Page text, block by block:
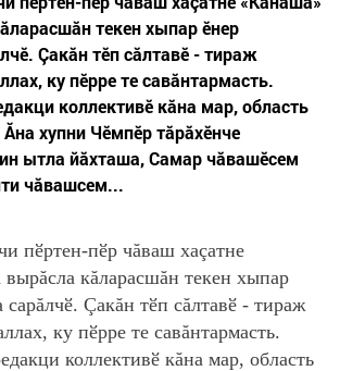
текен хыпар ӗнер
Çакăн тӗп сăлтавӗ - тираж
ку пӗрре те савăнтармасть.
коллективӗ кăна мар, область
хупни Чӗмпӗр тăрăхӗнче
ытла йăхташа, Самар чăвашӗсем
чăвашсем...
пӗртен-пӗр чăваш хаçатне
кăларасшăн текен хыпар
сарăлчӗ. Çакăн тӗп сăлтавӗ - тираж
ку пӗрре те савăнтармасть.
коллективӗ кăна мар, область